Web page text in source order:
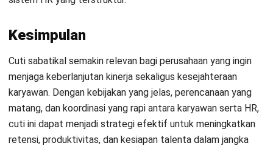
Pertanyaan Seputar Cuti Sabatikal
Siapa saja yang biasanya berhak
mendapatkan cuti sabatikal?
Apa manfaat cuti sabatikal bagi